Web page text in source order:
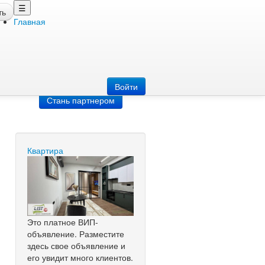
☰
Главная
Войти
Стань партнером
Квартира
Это платное ВИП-
объявление. Разместите
здесь свое объявление и
его увидит много клиентов.